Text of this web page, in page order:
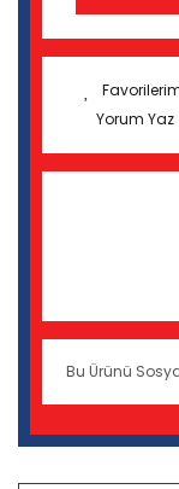
Yorum Yaz
Bu Ürünü